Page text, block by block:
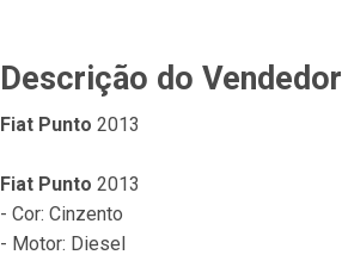
Descrição do Vendedor
Fiat Punto 2013
Fiat Punto 2013
- Cor: Cinzento
- Motor: Diesel